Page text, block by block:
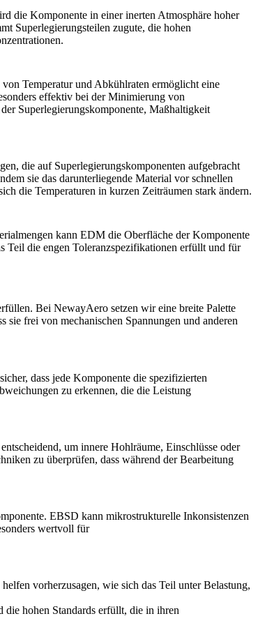
die Komponente in einer inerten Atmosphäre hoher
Superlegierungsteilen zugute, die hohen
Temperatur und Abkühlraten ermöglicht eine
effektiv bei der Minimierung von
Superlegierungskomponente, Maßhaltigkeit
die auf Superlegierungskomponenten aufgebracht
sie das darunterliegende Material vor schnellen
die Temperaturen in kurzen Zeiträumen stark ändern.
kann EDM die Oberfläche der Komponente
Teil die engen Toleranzspezifikationen erfüllt und für
Bei NewayAero setzen wir eine breite Palette
frei von mechanischen Spannungen und anderen
dass jede Komponente die spezifizierten
zu erkennen, die die Leistung
um innere Hohlräume, Einschlüsse oder
zu überprüfen, dass während der Bearbeitung
EBSD kann mikrostrukturelle Inkonsistenzen
wertvoll für
vorherzusagen, wie sich das Teil unter Belastung,
hohen Standards erfüllt, die in ihren